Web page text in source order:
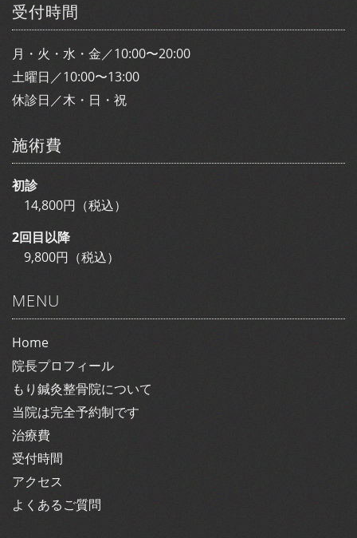
受付時間
月・火・水・金／10:00〜20:00
土曜日／10:00〜13:00
休診日／木・日・祝
施術費
初診
14,800円（税込）
2回目以降
9,800円（税込）
MENU
Home
院長プロフィール
もり鍼灸整骨院について
当院は完全予約制です
治療費
受付時間
アクセス
よくあるご質問